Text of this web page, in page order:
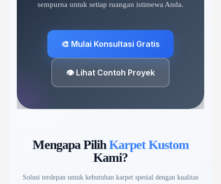
sempurna untuk setiap ruangan istimewa Anda.
🎨 Mulai Konsultasi Gratis
👁️ Lihat Contoh Proyek
Mengapa PilihKarpet Kustom
Kami?
Solusi terdepan untuk kebutuhan karpet spesial dengan kualitas